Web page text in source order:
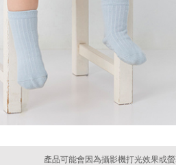
產品可能會因為攝影機打光效果或